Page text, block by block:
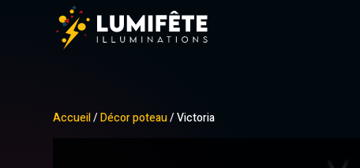
Accueil/Décor poteau/ Victoria